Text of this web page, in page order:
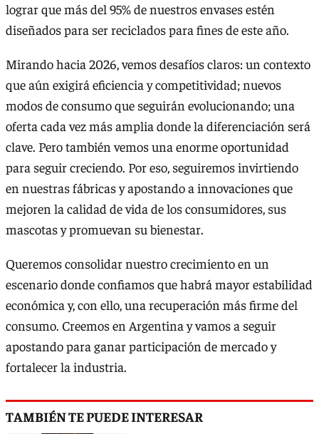
lograr que más del 95% de nuestros envases estén
diseñados para ser reciclados para fines de este año.
Mirando hacia 2026, vemos desafíos claros: un contexto
que aún exigirá eficiencia y competitividad; nuevos
modos de consumo que seguirán evolucionando; una
oferta cada vez más amplia donde la diferenciación será
clave. Pero también vemos una enorme oportunidad
para seguir creciendo. Por eso, seguiremos invirtiendo
en nuestras fábricas y apostando a innovaciones que
mejoren la calidad de vida de los consumidores, sus
mascotas y promuevan su bienestar.
Queremos consolidar nuestro crecimiento en un
escenario donde confiamos que habrá mayor estabilidad
económica y, con ello, una recuperación más firme del
consumo. Creemos en Argentina y vamos a seguir
apostando para ganar participación de mercado y
fortalecer la industria.
TAMBIÉN TE PUEDE INTERESAR